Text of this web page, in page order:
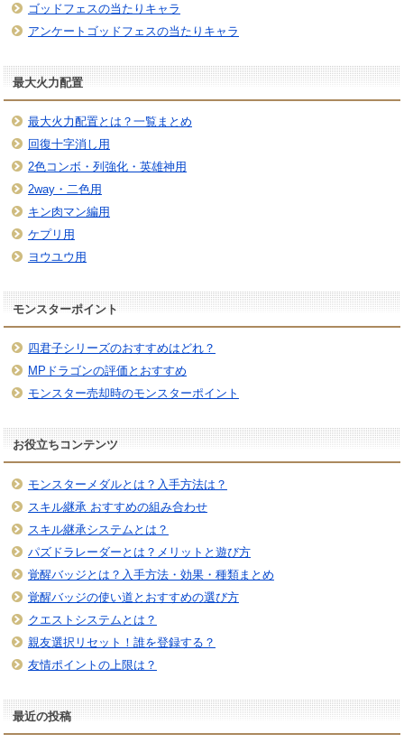
ゴッドフェスの当たりキャラ
アンケートゴッドフェスの当たりキャラ
最大火力配置
最大火力配置とは？一覧まとめ
回復十字消し用
2色コンボ・列強化・英雄神用
2way・二色用
キン肉マン編用
ケプリ用
ヨウユウ用
モンスターポイント
四君子シリーズのおすすめはどれ？
MPドラゴンの評価とおすすめ
モンスター売却時のモンスターポイント
お役立ちコンテンツ
モンスターメダルとは？入手方法は？
スキル継承 おすすめの組み合わせ
スキル継承システムとは？
パズドラレーダーとは？メリットと遊び方
覚醒バッジとは？入手方法・効果・種類まとめ
覚醒バッジの使い道とおすすめの選び方
クエストシステムとは？
親友選択リセット！誰を登録する？
友情ポイントの上限は？
最近の投稿